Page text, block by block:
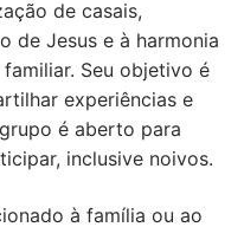
de casais,
de Jesus e à harmonia
Seu objetivo é
experiências e
é aberto para
inclusive noivos.
à família ou ao